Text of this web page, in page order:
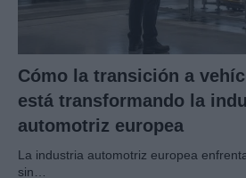
Cómo la transición a
está transformando la
automotriz europea
La industria automotriz europea
sin…